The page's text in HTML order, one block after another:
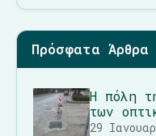
Πρόσφατα Άρθρα
Η πόλη
των
29